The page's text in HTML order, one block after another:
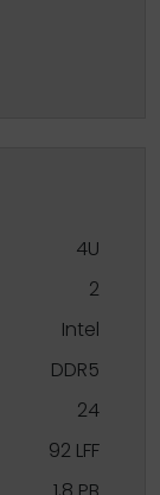
4U
2
Intel
DDR5
24
92 LFF